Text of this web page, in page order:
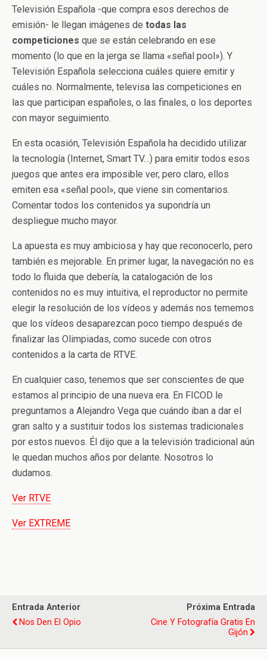
Televisión Española -que compra esos derechos de
emisión- le llegan imágenes de todas las
competiciones que se están celebrando en ese
momento (lo que en la jerga se llama «señal pool»). Y
Televisión Española selecciona cuáles quiere emitir y
cuáles no. Normalmente, televisa las competiciones en
las que participan españoles, o las finales, o los deportes
con mayor seguimiento.
En esta ocasión, Televisión Española ha decidido utilizar
la tecnología (Internet, Smart TV…) para emitir todos esos
juegos que antes era imposible ver, pero claro, ellos
emiten esa «señal pool», que viene sin comentarios.
Comentar todos los contenidos ya supondría un
despliegue mucho mayor.
La apuesta es muy ambiciosa y hay que reconocerlo, pero
también es mejorable. En primer lugar, la navegación no es
todo lo fluida que debería, la catalogación de los
contenidos no es muy intuitiva, el reproductor no permite
elegir la resolución de los vídeos y además nos tememos
que los vídeos desaparezcan poco tiempo después de
finalizar las Olimpiadas, como sucede con otros
contenidos a la carta de RTVE.
En cualquier caso, tenemos que ser conscientes de que
estamos al principio de una nueva era. En FICOD le
preguntamos a Alejandro Vega que cuándo iban a dar el
gran salto y a sustituir todos los sistemas tradicionales
por estos nuevos. Él dijo que a la televisión tradicional aún
le quedan muchos años por delante. Nosotros lo
dudamos.
Ver RTVE
Ver EXTREME
Entrada Anterior
Nos Den El Opio
Próxima Entrada
Cine Y Fotografía Gratis En
Gijón